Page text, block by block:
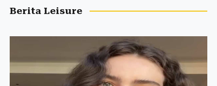
Berita Leisure